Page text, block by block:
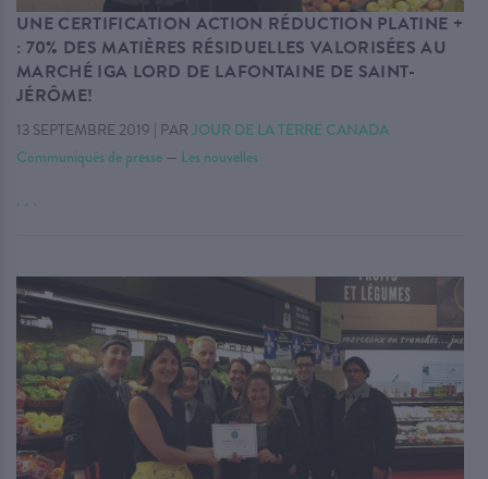
UNE CERTIFICATION ACTION RÉDUCTION PLATINE +
: 70% DES MATIÈRES RÉSIDUELLES VALORISÉES AU
MARCHÉ IGA LORD DE LAFONTAINE DE SAINT-
JÉRÔME!
13 SEPTEMBRE 2019 | PAR JOUR DE LA TERRE CANADA
Communiqués de presse — Les nouvelles
. . .